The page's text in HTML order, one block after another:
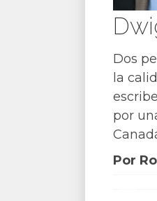
Dos
la
por
Por